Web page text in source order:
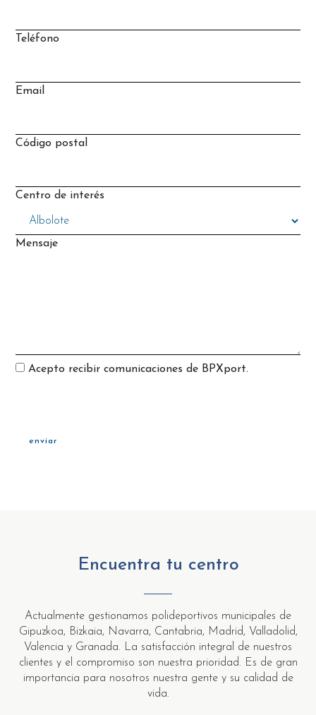
Teléfono
Email
Código postal
Centro de interés
Mensaje
Acepto recibir comunicaciones de BPXport.
Encuentra tu centro
Actualmente gestionamos polideportivos municipales de
Gipuzkoa, Bizkaia, Navarra, Cantabria, Madrid, Valladolid,
Valencia y Granada. La satisfacción integral de nuestros
clientes y el compromiso son nuestra prioridad. Es de gran
importancia para nosotros nuestra gente y su calidad de
vida.